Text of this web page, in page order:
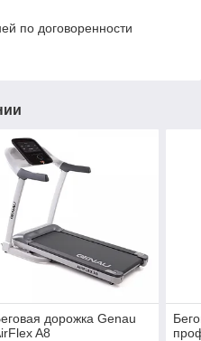
по договоренности
дорожка Genau
A8